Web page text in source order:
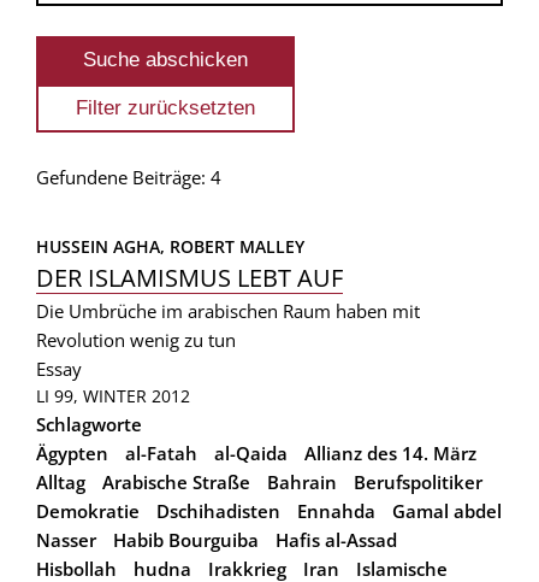
Gefundene Beiträge: 4
HUSSEIN AGHA, ROBERT MALLEY
DER ISLAMISMUS LEBT AUF
Die Umbrüche im arabischen Raum haben mit
Revolution wenig zu tun
Essay
LI 99, WINTER 2012
Schlagworte
Ägypten
al-Fatah al-Qaida
Allianz des 14. März
Alltag
Arabische Straße Bahrain
Berufspolitiker
Demokratie
Dschihadisten Ennahda
Gamal abdel
Nasser
Habib Bourguiba
Hafis al-Assad
Hisbollah
hudna Irakkrieg Iran
Islamische